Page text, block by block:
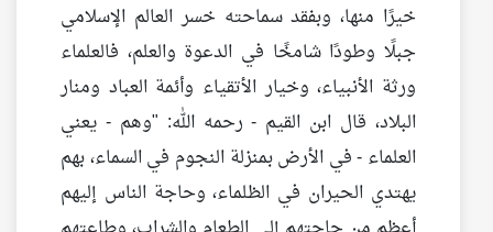
خيرًا منها، وبفقد سماحته خسر العالم الإسلامي
جبلًا وطودًا شامخًا في الدعوة والعلم، فالعلماء
ورثة الأنبياء، وخيار الأتقياء وأئمة العباد ومنار
البلاد، قال ابن القيم - رحمه الله: "وهم - يعني
العلماء - في الأرض بمنزلة النجوم في السماء، بهم
يهتدي الحيران في الظلماء، وحاجة الناس إليهم